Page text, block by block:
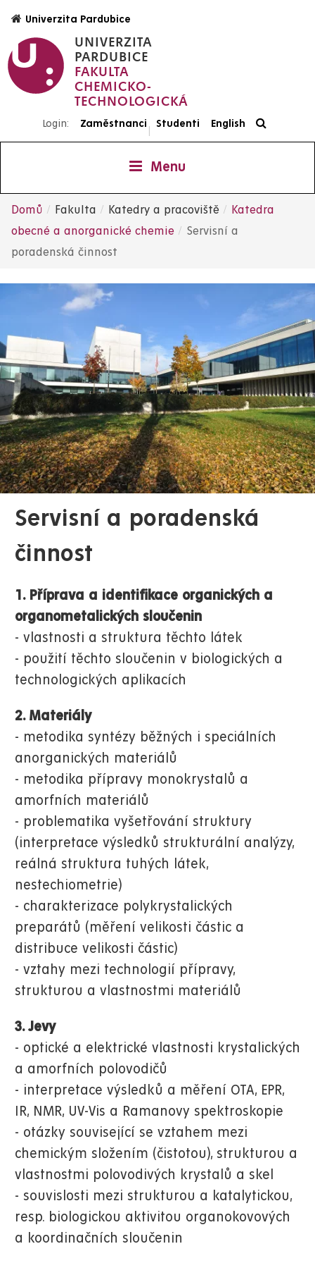
hlavnímu
obsahu
UNIVERZITA
PARDUBICE
FAKULTA
CHEMICKO-
TECHNOLOGICKÁ
Univerzita Pardubice
Login: Zaměstnanci
|
Studenti English
Menu
Drobečková
navigace
Domů Fakulta Katedry a pracoviště
Katedra
obecné a anorganické chemie
Servisní a
poradenská činnost
Servisní a poradenská
činnost
1. Příprava a identifikace organických a
organometalických sloučenin
- vlastnosti a struktura těchto látek
- použití těchto sloučenin v biologických a
technologických aplikacích
2. Materiály
- metodika syntézy běžných i speciálních
anorganických materiálů
- metodika přípravy monokrystalů a
amorfních materiálů
- problematika vyšetřování struktury
(interpretace výsledků strukturální analýzy,
reálná struktura tuhých látek,
nestechiometrie)
- charakterizace polykrystalických
preparátů (měření velikosti částic a
distribuce velikosti částic)
- vztahy mezi technologií přípravy,
strukturou a vlastnostmi materiálů
3. Jevy
- optické a elektrické vlastnosti krystalických
a amorfních polovodičů
- interpretace výsledků a měření OTA, EPR,
IR, NMR, UV-Vis a Ramanovy spektroskopie
- otázky související se vztahem mezi
chemickým složením (čistotou), strukturou a
vlastnostmi polovodivých krystalů a skel
- souvislosti mezi strukturou a katalytickou,
resp. biologickou aktivitou organokovových
a koordinačních sloučenin